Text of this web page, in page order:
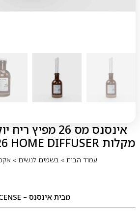
אינסנס מס 26
מקלות INCENSE NO’26 HOME DIFFUSER
עמוד הבית» בשמים לנשים»
מבית אינסנס – INCENSE